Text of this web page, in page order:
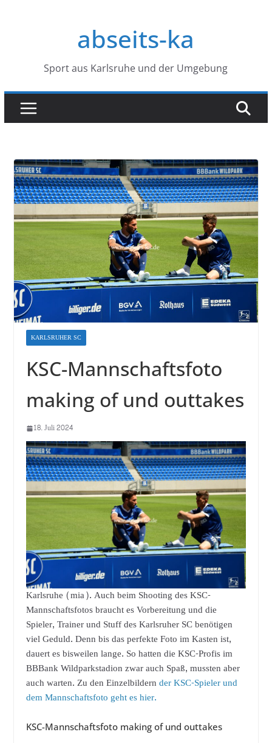
abseits-ka
Sport aus Karlsruhe und der Umgebung
KARLSRUHER SC
KSC-Mannschaftsfoto
making of und outtakes
18. Juli 2024
Karlsruhe (mia). Auch beim Shooting des KSC-
Mannschaftsfotos braucht es Vorbereitung und die
Spieler, Trainer und Stuff des Karlsruher SC benötigen
viel Geduld. Denn bis das perfekte Foto im Kasten ist,
dauert es bisweilen lange. So hatten die KSC-Profis im
BBBank Wildparkstadion zwar auch Spaß, mussten aber
auch warten. Zu den Einzelbildernder KSC-Spieler und
dem Mannschaftsfoto geht es hier.
KSC-Mannschaftsfoto making of und outtakes